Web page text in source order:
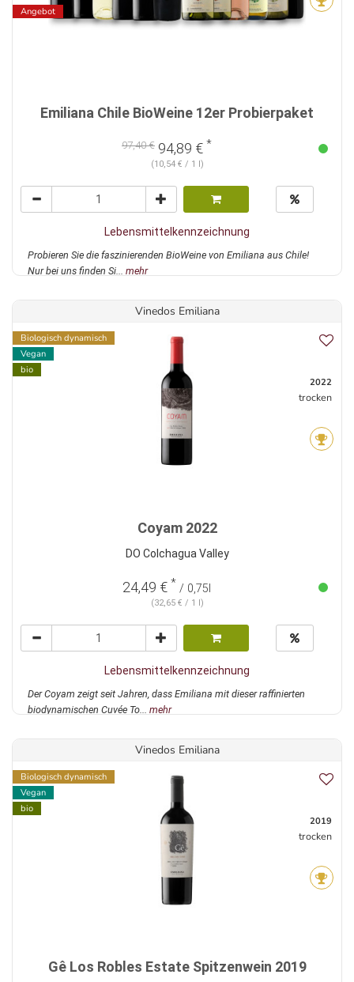
Angebot
Emiliana Chile BioWeine 12er Probierpaket
97,40 € 94,89 € *
(10,54 € / 1 l)
Lebensmittelkennzeichnung
Probieren Sie die faszinierenden BioWeine von Emiliana aus Chile!
Nur bei uns finden Si... mehr
Vinedos Emiliana
Biologisch dynamisch
Vegan
bio
2022
trocken
Coyam 2022
DO Colchagua Valley
24,49 € * / 0,75l
(32,65 € / 1 l)
Lebensmittelkennzeichnung
Der Coyam zeigt seit Jahren, dass Emiliana mit dieser raffinierten
biodynamischen Cuvée To... mehr
Vinedos Emiliana
Biologisch dynamisch
Vegan
bio
2019
trocken
Gê Los Robles Estate Spitzenwein 2019